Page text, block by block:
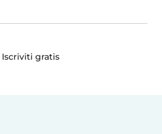
Iscriviti gratis